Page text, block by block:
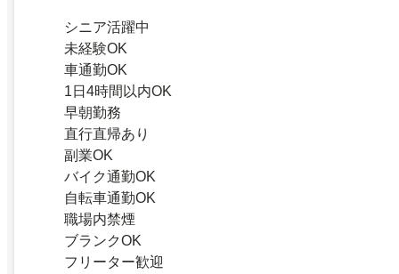
シニア活躍中
未経験OK
車通勤OK
1日4時間以内OK
早朝勤務
直行直帰あり
副業OK
バイク通勤OK
自転車通勤OK
職場内禁煙
ブランクOK
フリーター歓迎